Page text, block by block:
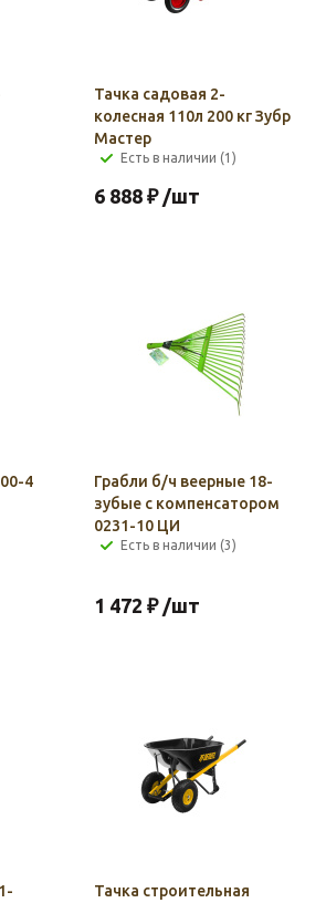
Тачка садовая 2-
колесная 110л 200 кг Зубр
Мастер
Есть в наличии (1)
6 888 ₽ /шт
4
Грабли б/ч веерные 18-
зубые с компенсатором
0231-10 ЦИ
Есть в наличии (3)
1 472 ₽ /шт
Тачка строительная